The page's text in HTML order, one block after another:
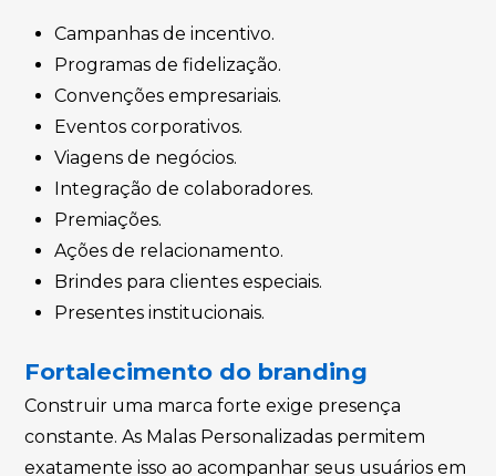
Campanhas de incentivo.
Programas de fidelização.
Convenções empresariais.
Eventos corporativos.
Viagens de negócios.
Integração de colaboradores.
Premiações.
Ações de relacionamento.
Brindes para clientes especiais.
Presentes institucionais.
Fortalecimento do branding
Construir uma marca forte exige presença
constante. As Malas Personalizadas permitem
exatamente isso ao acompanhar seus usuários em